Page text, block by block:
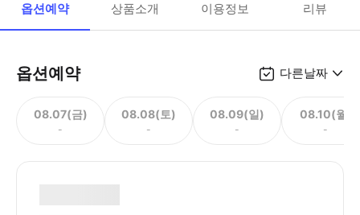
옵션예약 상품소개 이용정보 리뷰
옵션예약 다른날짜
08.07(금)
-
08.08(토)
-
08.09(일)
-
08.10(월)
-